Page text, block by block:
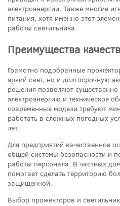
электроэнергии. Также многие
питания, хотя именно этот
работы светильника.
Преимущества
Грамотно подобранные
яркий свет, но и долгосрочную
решения позволяют
электроэнергию и техническое
современные модели требуют
работать в сложных погодных
лет.
Для предприятий качественное
общей системы безопасности и
работы персонала. В частных
помогает сделать территорию
защищенной.
Выбор прожекторов и